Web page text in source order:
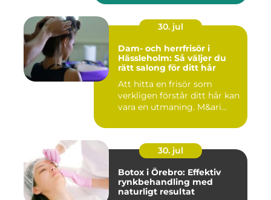
30. jul
Dam- och herrfrisör i
Hässleholm: Så väljer du
rätt salong för ditt hår
Att hitta en frisör som
verkligen förstår ditt hår kan
vara en utmaning. M&ari...
30. jul
Botox i Örebro: Effektiv
rynkbehandling med
naturligt resultat